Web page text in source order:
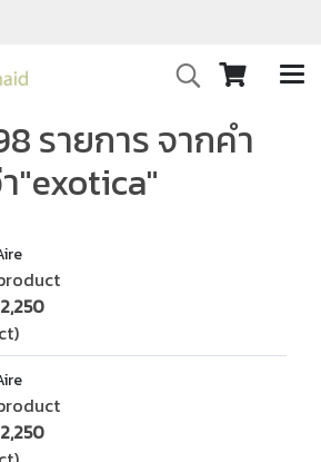
รายการ จากคำ
"exotica"